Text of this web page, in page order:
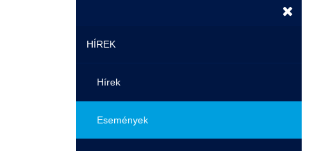
HÍREK
Hírek
Események